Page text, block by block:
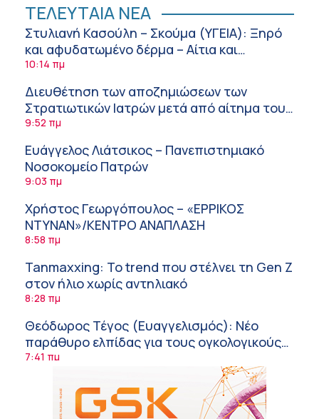
ΤΕΛΕΥΤΑΙΑ ΝΕΑ
Στυλιανή Κασούλη – Σκούμα (ΥΓΕΙΑ): Ξηρό
και αφυδατωμένο δέρμα – Αίτια και
αντιμετώπιση
10:14 πμ
Διευθέτηση των αποζημιώσεων των
Στρατιωτικών Ιατρών μετά από αίτημα του
ΙΣΑ
9:52 πμ
Ευάγγελος Λιάτσικος – Πανεπιστημιακό
Νοσοκομείο Πατρών
9:03 πμ
Χρήστος Γεωργόπουλος – «ΕΡΡΙΚΟΣ
ΝΤΥΝΑΝ»/ΚΕΝΤΡΟ ΑΝΑΠΛΑΣΗ
8:58 πμ
Tanmaxxing: To trend που στέλνει τη Gen Z
στον ήλιο χωρίς αντηλιακό
8:28 πμ
Θεόδωρος Τέγος (Ευαγγελισμός): Νέο
παράθυρο ελπίδας για τους ογκολογικούς
ασθενείς μέσω κλινικών δοκιμών
7:41 πμ
Ασφάλεια στο νερό: 8 χρήσιμες οδηγίες
από τον Ελληνικό Ερυθρό Σταυρό
7:03 πμ